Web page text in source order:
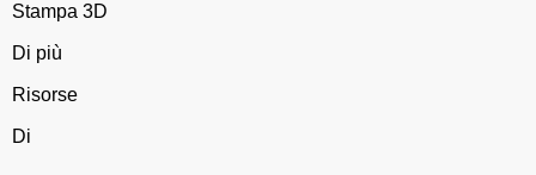
Stampa 3D
Di più
Risorse
Di